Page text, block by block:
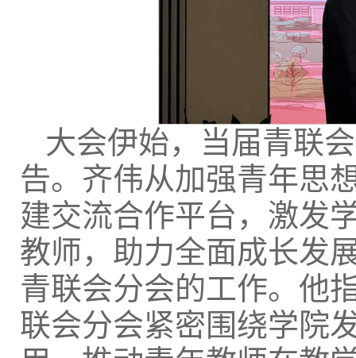
大会伊始，当届青联
告。齐伟从加强青年思
建交流合作平台，激发
教师，助力全面成长发
青联会分会的工作。他
联会分会紧密围绕学院